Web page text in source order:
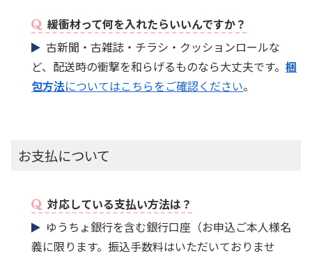
緩衝材って何を入れたらいいんですか？
古新聞・古雑誌・チラシ・クッションロールな
ど、配送時の衝撃を和らげるものなら大丈夫です。梱
包方法についてはこちらをご確認ください。
お支払について
対応している支払い方法は？
ゆうちょ銀行を含む銀行口座（お申込ご本人様名
義に限ります。振込手数料はいただいておりませ